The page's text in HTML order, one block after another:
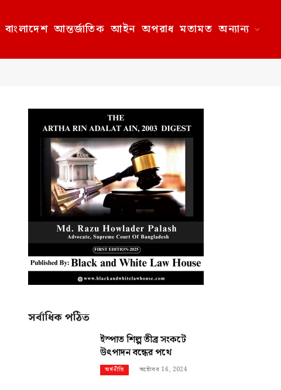
বাংলাদেশ আন্তর্জাতিক আইন অপরাধ মতামত অন্যান্য
সর্বাধিক পঠিত
ইস্পাত শিল্প তীব্র সংকটে
উৎপাদন বন্ধের পথে
অর্থনীতি অক্টোবর 16, 2024